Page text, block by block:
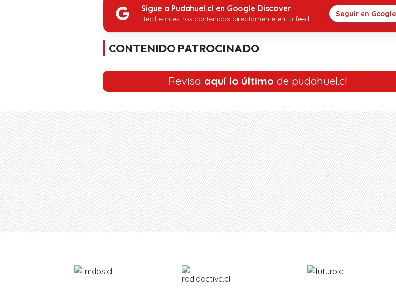
Sigue a Pudahuel.cl en Google Discover
Recibe nuestros contenidos directamente en tu feed.
Seguir en Google
CONTENIDO PATROCINADO
Revisa aquí lo último de pudahuel.cl